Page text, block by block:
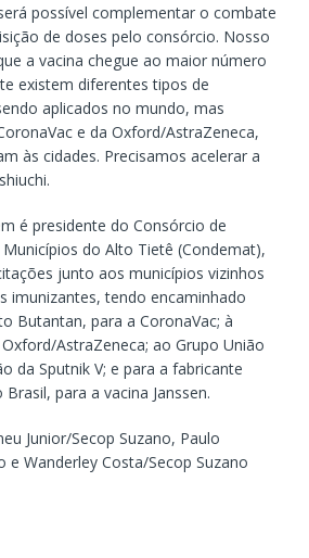
possível complementar o combate
de doses pelo consórcio. Nosso
a vacina chegue ao maior número
existem diferentes tipos de
aplicados no mundo, mas
e da Oxford/AstraZeneca,
às cidades. Precisamos acelerar a
é presidente do Consórcio de
do Alto Tietê (Condemat),
junto aos municípios vizinhos
imunizantes, tendo encaminhado
Butantan, para a CoronaVac; à
AstraZeneca; ao Grupo União
da Sputnik V; e para a fabricante
para a vacina Janssen.
Junior/Secop Suzano, Paulo
e Wanderley Costa/Secop Suzano